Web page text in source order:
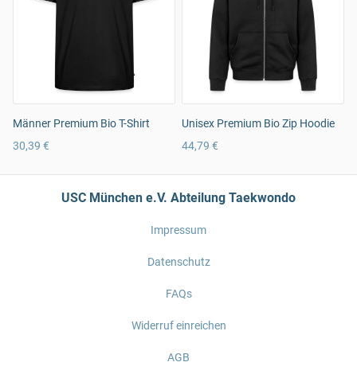
Männer Premium Bio T-Shirt
30,39 €
Unisex Premium Bio Zip Hoodie
44,79 €
USC München e.V. Abteilung Taekwondo
Impressum
Datenschutz
FAQs
Widerruf einreichen
AGB